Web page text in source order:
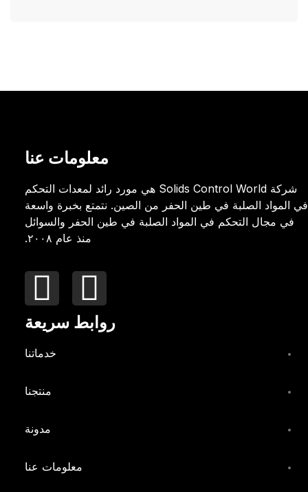
معلومات عنا
شركة Solids Control World هي مورد رائد لمعدات التحكم
في المواد الصلبة في طين الحفر من الصين. نتمتع بخبرة واسعة
في مجال التحكم في المواد الصلبة في طين الحفر والسوائل
منذ عام ٢٠٠٨.
روابط سريعة
خدماتنا
منتجنا
مدونة
معلومات عنا